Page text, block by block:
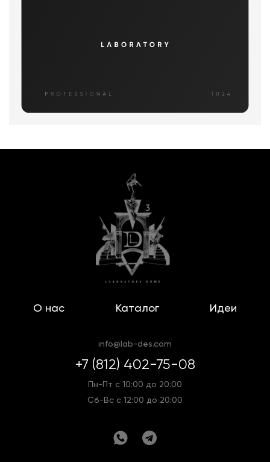
О нас Каталог Идеи
info@lab-des.com
+7 (812) 402-75-08
Пн-Пт с 10:00 до 20:00
Сб-Вс с 12:00 до 20:00